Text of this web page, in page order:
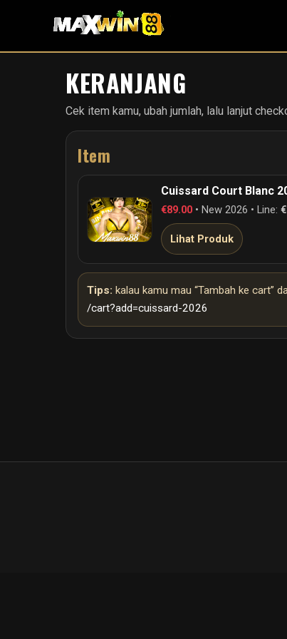
KERANJANG
Cek item kamu, ubah jumlah, lalu lanjut
Item
Cuissard Court Blanc
€89.00 • New 2026 • Line:
Lihat Produk
Tips: kalau kamu mau “Tambah ke cart”
/cart?add=cuissard-2026